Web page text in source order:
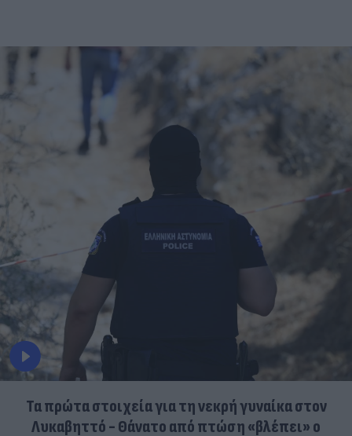
Τα πρώτα στοιχεία για τη νεκρή γυναίκα στον
Λυκαβηττό - Θάνατο από πτώση «βλέπει» ο